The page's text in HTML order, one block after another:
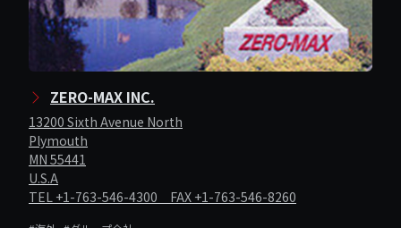
ZERO-MAX INC.
13200 Sixth Avenue North
Plymouth
MN 55441
U.S.A
TEL +1-763-546-4300 FAX +1-763-546-8260